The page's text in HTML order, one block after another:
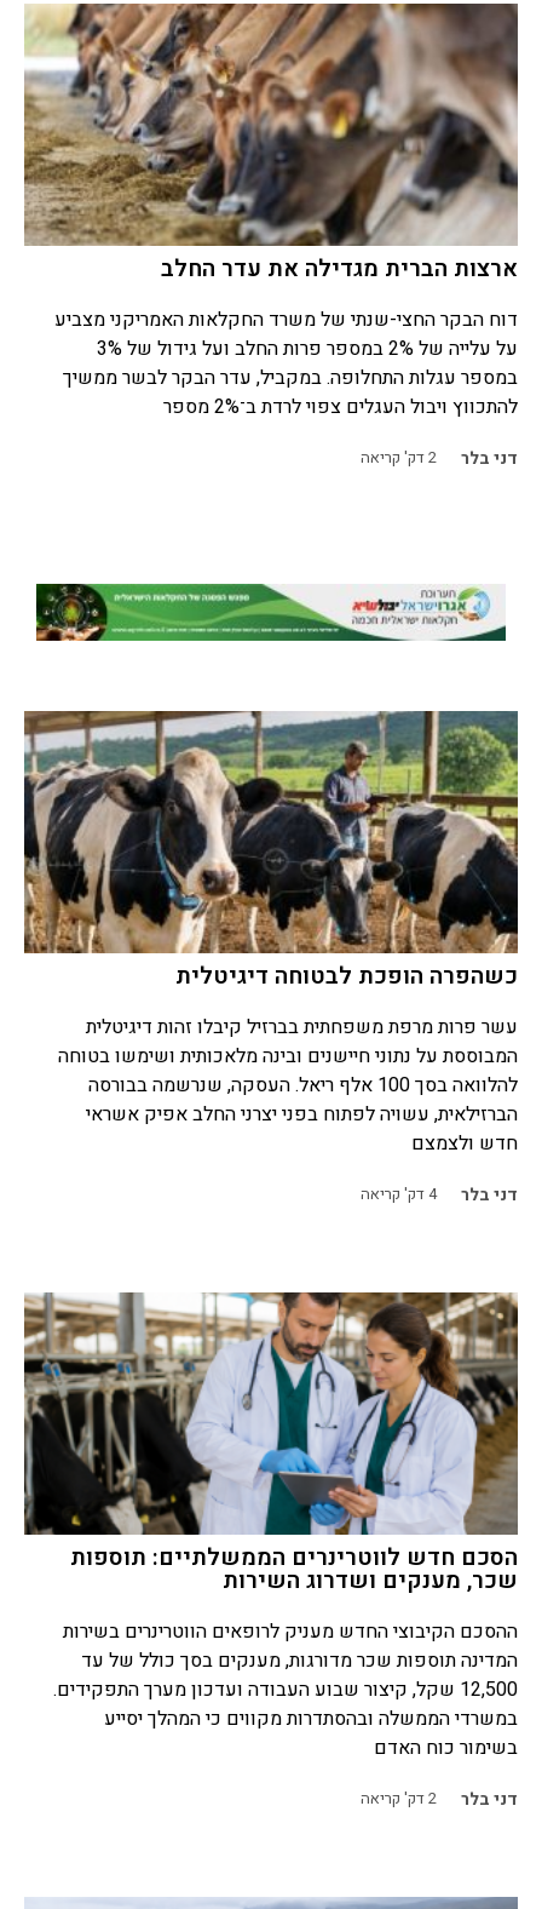
ארצות הברית מגדילה את עדר החלב
דוח הבקר החצי-שנתי של משרד החקלאות האמריקני מצביע
על עלייה של 2% במספר פרות החלב ועל גידול של 3%
במספר עגלות התחלופה. במקביל, עדר הבקר לבשר ממשיך
להתכווץ ויבול העגלים צפוי לרדת ב־2% מספר
דני בלר 2דק' קריאה
כשהפרה הופכת לבטוחה דיגיטלית
עשר פרות מרפת משפחתית בברזיל קיבלו זהות דיגיטלית
המבוססת על נתוני חיישנים ובינה מלאכותית ושימשו בטוחה
להלוואה בסך 100 אלף ריאל. העסקה, שנרשמה בבורסה
הברזילאית, עשויה לפתוח בפני יצרני החלב אפיק אשראי
חדש ולצמצם
דני בלר 4דק' קריאה
הסכם חדש לווטרינרים הממשלתיים: תוספות
שכר, מענקים ושדרוג השירות
ההסכם הקיבוצי החדש מעניק לרופאים הווטרינרים בשירות
המדינה תוספות שכר מדורגות, מענקים בסך כולל של עד
12,500 שקל, קיצור שבוע העבודה ועדכון מערך התפקידים.
במשרדי הממשלה ובהסתדרות מקווים כי המהלך יסייע
בשימור כוח האדם
דני בלר 2דק' קריאה